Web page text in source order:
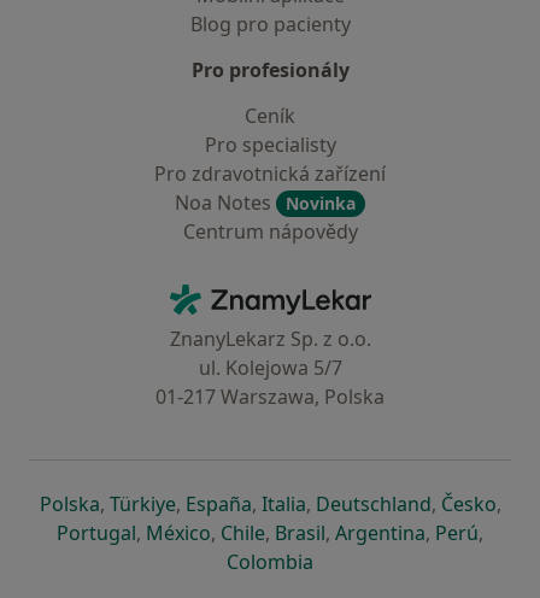
Blog pro pacienty
Pro profesionály
Ceník
Pro specialisty
Pro zdravotnická zařízení
Noa Notes
Novinka
Centrum nápovědy
ZnamyLekar - Hlavní stránka
ZnanyLekarz Sp. z o.o.
ul. Kolejowa 5/7
01-217 Warszawa, Polska
Polskase otevře v nové záložce
, Türkiyese otevře v nové záložce
, Españase otevře v nové záložce
, Italiase otevře v nové záložce
, Deutschlandse otevře v
, Českose
,
Portugalse otevře v nové záložce
, Méxicose otevře v nové záložce
, Chilese otevře v nové záložce
, Brasilse otevře v nové
, Argentinase otevře v
, Perúse
,
Colombia